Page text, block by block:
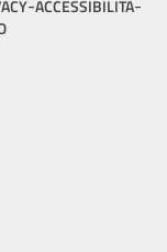
ACCESSIBILITÀ